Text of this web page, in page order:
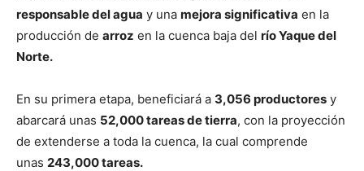
responsable del agua y una mejora significativa en la
producción de arroz en la cuenca baja del río Yaque del
Norte.
En su primera etapa, beneficiará a 3,056 productores y
abarcará unas 52,000 tareas de tierra, con la proyección
de extenderse a toda la cuenca, la cual comprende
unas 243,000 tareas.